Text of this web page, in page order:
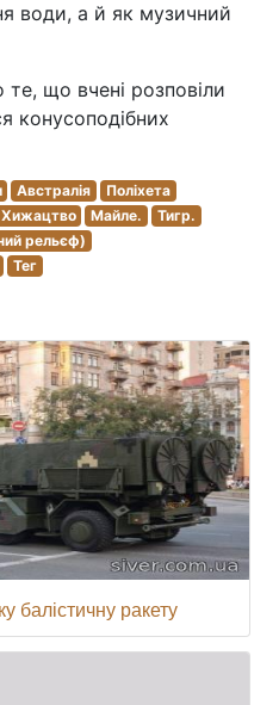
води, а й як музичний
що вчені розповіли
конусоподібних
Австралія
Поліхета
Хижацтво Майле.
Тигр.
рельєф)
Тег
балістичну ракету